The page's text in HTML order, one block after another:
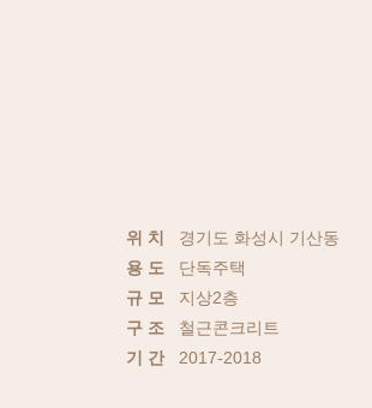
위 치
경기도 화성시 기산동
용 도
단독주택
규 모
지상2층
구 조
철근콘크리트
​기 간
2017-2018